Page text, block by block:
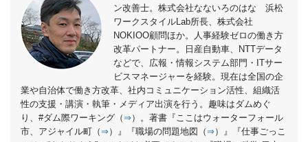
ン改善士。株式会社なないろのはな 浜松
ワークスタイルLab所長、株式会社
NOKIOO顧問ほか。人事経験ゼロの働き方
改革パートナー。日産自動車、NTTデータ
などで、広報・情報システム部門・ITサー
ビスマネージャーを経験。現在は全国の企
業や自治体で働き方改革、社内コミュニケーション活性、組織活
性の支援・講演・執筆・メディア出演を行う。趣味はダムめぐ
り、#ダム際ワーキング（⇒）。著書『ここはウォーターフォール
市、アジャイル町（⇒）』『職場の問題地図（⇒）』『仕事ごっこ